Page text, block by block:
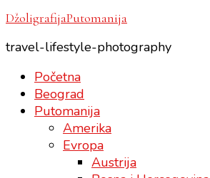
DžoligrafijaPutomanija
travel-lifestyle-photography
Početna
Beograd
Putomanija
Amerika
Evropa
Austrija